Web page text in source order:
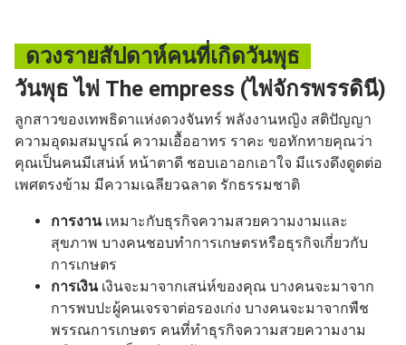
ดวงรายสัปดาห์คนที่เกิดวันพุธ
วันพุธ ไพ่ The empress (ไพ่จักรพรรดินี)
ลูกสาวของเทพธิดาแห่งดวงจันทร์ พลังงานหญิง สติปัญญา
ความอุดมสมบูรณ์ ความเอื้ออาทร ราคะ ขอทักทายคุณว่า
คุณเป็นคนมีเสน่ห์ หน้าตาดี ชอบเอาอกเอาใจ มีแรงดึงดูดต่อ
เพศตรงข้าม มีความเฉลียวฉลาด รักธรรมชาติ
การงานเหมาะกับธุรกิจความสวยความงามและ
สุขภาพ บางคนชอบทำการเกษตรหรือธุรกิจเกี่ยวกับ
การเกษตร
การเงินเงินจะมาจากเสน่ห์ของคุณ บางคนจะมาจาก
การพบปะผู้คนเจรจาต่อรองเก่ง บางคนจะมาจากพืช
พรรณการเกษตร คนที่ทำธุรกิจความสวยความงาม